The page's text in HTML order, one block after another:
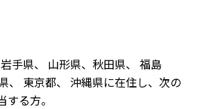
手県、 山形県、秋田県、 福島
、 東京都、 沖縄県に在住し、次の
る方。